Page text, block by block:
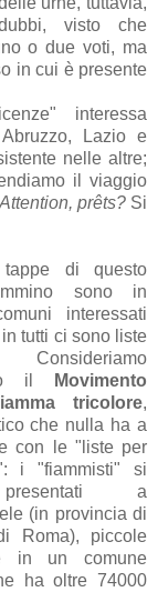
visto che
o due voti, ma
in cui è presente
interessa
Lazio e
nelle altre;
il viaggio
Attention, prêts?Si
di questo
sono in
interessati
tutti ci sono liste
il
Movimento
tricolore,
che nulla ha a
con le "liste per
i "fiammisti" si
a
(in provincia di
Roma), piccole
in un comune
ha oltre 74000